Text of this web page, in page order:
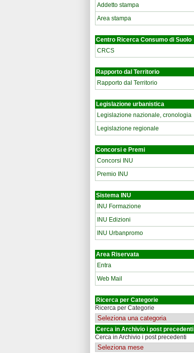
Addetto stampa
Area stampa
Centro Ricerca Consumo di Suolo
CRCS
Rapporto dal Territorio
Rapporto dal Territorio
Legislazione urbanistica
Legislazione nazionale, cronologia
Legislazione regionale
Concorsi e Premi
Concorsi INU
Premio INU
Sistema INU
INU Formazione
INU Edizioni
INU Urbanpromo
Area Riservata
Entra
Web Mail
Ricerca per Categorie
Ricerca per Categorie
Cerca in Archivio i post precedenti
Cerca in Archivio i post precedenti